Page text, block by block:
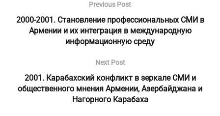
Previous Post
2000-2001. Становление профессиональных СМИ в
Армении и их интеграция в международную
информационную среду
Next Post
2001. Карабахский конфликт в зеркале СМИ и
общественного мнения Армении, Азербайджана и
Нагорного Карабаха